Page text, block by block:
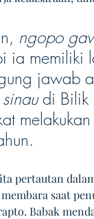
ngopo
ia memiliki
jawab
sinau di Bilik
pertautan
saat
Babak